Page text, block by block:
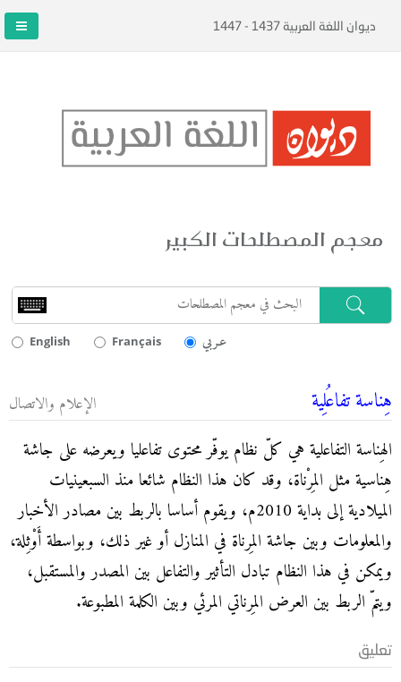
ديوان اللغة العربية 1437 - 1447
معجم المصطلحات الكبير
English Français عـربي
هِناسة تفاعُلِية الإعلام والاتصال
الهِناسة التفاعلية هي كلّ نظام يوفّر محتوى تفاعليا ويعرضه على جاشة
هِناسية مثل المِرْناة، وقد كان هذا النظام شائعا منذ السبعينيات
الميلادية إلى بداية 2010م، ويقوم أساسا بالربط بين مصادر الأخبار
والمعلومات وبين جاشة المِرناة في المنازل أو غير ذلك، وبواسطة أَوْثِلة،
ويمكن في هذا النظام تبادل التأثير والتفاعل بين المصدر والمستقبل،
ويتمّ الربط بين العرض المِرناتي المرئي وبين الكلمة المطبوعة.
تعليق